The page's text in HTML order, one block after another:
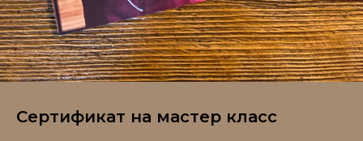
Сертификат на мастер класс